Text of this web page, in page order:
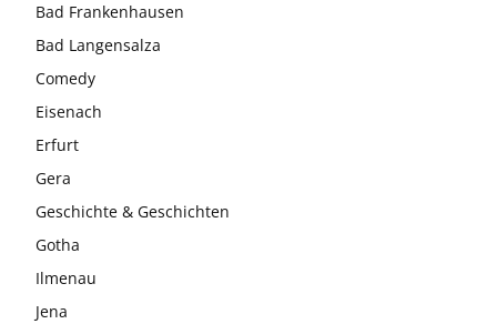
Bad Frankenhausen
Bad Langensalza
Comedy
Eisenach
Erfurt
Gera
Geschichte & Geschichten
Gotha
Ilmenau
Jena